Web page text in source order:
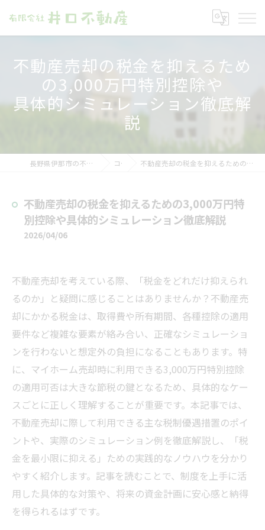
不動産売却の税金を抑えるため
の3,000万円特別控除や
具体的シミュレーション徹底解
説
長野県伊那市の不動産売却なら有限会社井口不動産 コラム 不動産売却の税金を抑えるための3,000万円特別控除や具体的シミュレーション徹底解説
不動産売却の税金を抑えるための3,000万円特
別控除や具体的シミュレーション徹底解説
2026/04/06
不動産売却を考えている際、「税金をどれだけ抑えられ
るのか」と疑問に感じることはありませんか？不動産売
却にかかる税金は、取得費や所有期間、各種控除の適用
要件など複雑な要素が絡み合い、正確なシミュレーショ
ンを行わないと想定外の負担になることもあります。特
に、マイホーム売却時に利用できる3,000万円特別控除
の適用可否は大きな節税の鍵となるため、具体的なケー
スごとに正しく理解することが重要です。本記事では、
不動産売却に際して利用できる主な税制優遇措置のポイ
ントや、実際のシミュレーション例を徹底解説し、「税
金を最小限に抑える」ための実践的なノウハウを分かり
やすく紹介します。記事を読むことで、制度を上手に活
用した具体的な対策や、将来の資金計画に安心感と納得
を得られるはずです。